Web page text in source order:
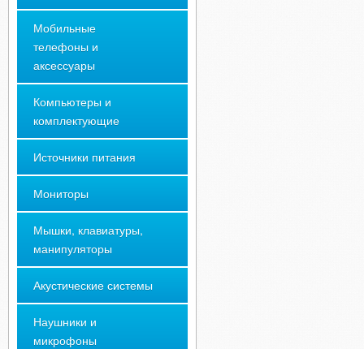
Мобильные
телефоны и
аксессуары
Компьютеры и
комплектующие
Источники питания
Мониторы
Мышки, клавиатуры,
манипуляторы
Акустические системы
Наушники и
микрофоны